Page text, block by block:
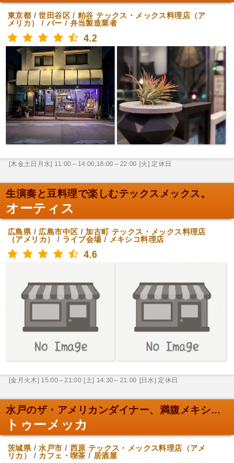
東京都 /世田谷区/粕谷 テックス・メックス料理店（ア
メリカ）
/ バー / 弁当製造業者
4.2
[木金土日月水] 11:00～14:00,18:00～22:00 [火] 定休日
生演奏と豆料理で楽しむテックスメックス。
オーティス
広島県/ 広島市中区 /加古町 テックス・メックス料理店
（アメリカ）
/ ライブ会場/ メキシコ料理店
4.6
[金月火木] 15:00～21:00 [土] 14:30～21:00 [日水] 定休日
水戸のザ・アメリカンダイナー、満腹メキシカン！
トゥーメッカ
茨城県/水戸市 / 西原 テックス・メックス料理店（アメ
リカ）
/ カフェ・喫茶 / 居酒屋